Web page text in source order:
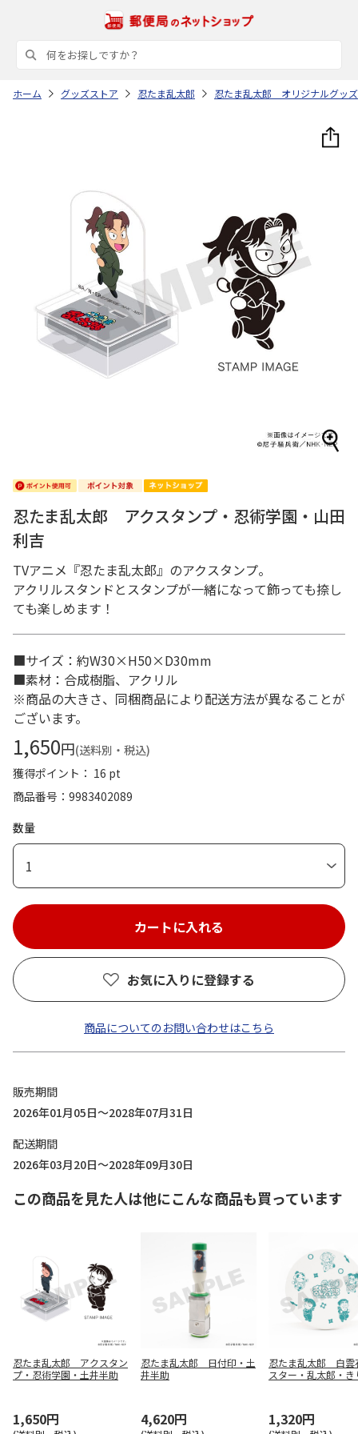
ホーム グッズストア 忍たま乱太郎 忍たま乱太郎 オリジナルグッズ
忍たま乱太郎 アクスタンプ・忍術学園・山田
利吉
TVアニメ『忍たま乱太郎』のアクスタンプ。
アクリルスタンドとスタンプが一緒になって飾っても捺し
ても楽しめます！
■サイズ：約W30×H50×D30mm
■素材：合成樹脂、アクリル
※商品の大きさ、同梱商品により配送方法が異なることが
ございます。
1,650円(送料別・税込)
獲得ポイント： 16 pt
商品番号
9983402089
数量
1
お気に入りに登録する
商品についてのお問い合わせはこちら
販売期間
2026年01月05日～2028年07月31日
配送期間
2026年03月20日～2028年09月30日
この商品を見た人は他にこんな商品も買っています
忍たま乱太郎 アクスタン
プ・忍術学園・土井半助
1,650円
忍たま乱太郎 日付印・土
井半助
4,620円
忍たま乱太郎 白雲
スター・乱太郎・き
1,320円